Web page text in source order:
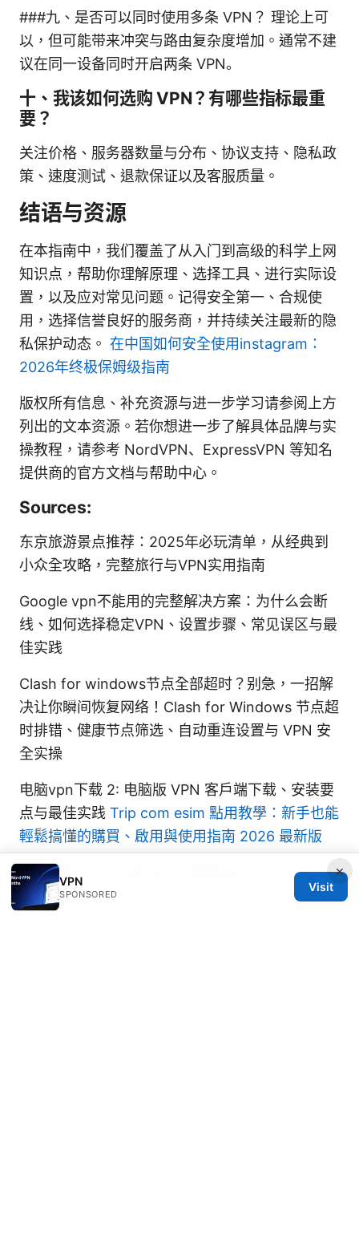
###九、是否可以同时使用多条 VPN？ 理论上可
以，但可能带来冲突与路由复杂度增加。通常不建
议在同一设备同时开启两条 VPN。
十、我该如何选购 VPN？有哪些指标最重
要？
关注价格、服务器数量与分布、协议支持、隐私政
策、速度测试、退款保证以及客服质量。
结语与资源
在本指南中，我们覆盖了从入门到高级的科学上网
知识点，帮助你理解原理、选择工具、进行实际设
置，以及应对常见问题。记得安全第一、合规使
用，选择信誉良好的服务商，并持续关注最新的隐
私保护动态。 在中国如何安全使用instagram：
2026年终极保姆级指南
版权所有信息、补充资源与进一步学习请参阅上方
列出的文本资源。若你想进一步了解具体品牌与实
操教程，请参考 NordVPN、ExpressVPN 等知名
提供商的官方文档与帮助中心。
Sources:
东京旅游景点推荐：2025年必玩清单，从经典到
小众全攻略，完整旅行与VPN实用指南
Google vpn不能用的完整解决方案：为什么会断
线、如何选择稳定VPN、设置步骤、常见误区与最
佳实践
Clash for windows节点全部超时？别急，一招解
决让你瞬间恢复网络！Clash for Windows 节点超
时排错、健康节点筛选、自动重连设置与 VPN 安
全实操
电脑vpn下载 2: 电脑版 VPN 客户端下载、安装要
点与最佳实践 Trip com esim 點用教學：新手也能
輕鬆搞懂的購買、啟用與使用指南 2026 最新版
路由器网：VPN 那些事—完整指南与实用技巧，
提升家庭上网隐私与安全
×
VPN
SPONSORED
Visit